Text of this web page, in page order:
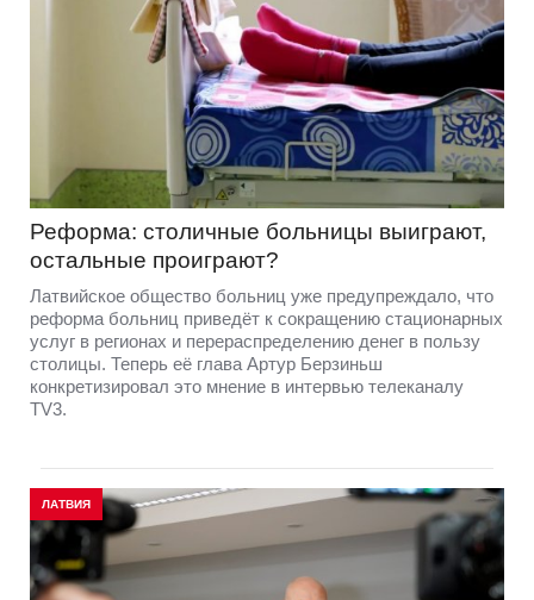
Реформа: столичные больницы выиграют,
остальные проиграют?
Латвийское общество больниц уже предупреждало, что
реформа больниц приведёт к сокращению стационарных
услуг в регионах и перераспределению денег в пользу
столицы. Теперь её глава Артур Берзиньш
конкретизировал это мнение в интервью телеканалу
TV3.
ЛАТВИЯ